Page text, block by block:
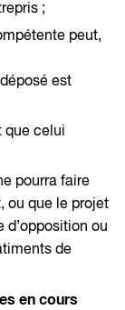
;
peut,
est
que celui
pourra faire
ou que le projet
d’opposition ou
de
en cours